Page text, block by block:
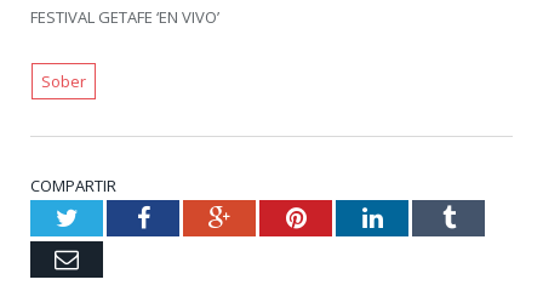
FESTIVAL GETAFE ‘EN VIVO’
Sober
COMPARTIR
TwitterFacebookGoogle+PinterestLinkedInTumblr
Email